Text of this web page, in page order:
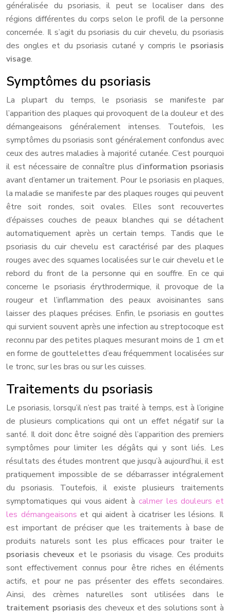
généralisée du psoriasis, il peut se localiser dans des
régions différentes du corps selon le profil de la personne
concernée. Il s’agit du psoriasis du cuir chevelu, du psoriasis
des ongles et du psoriasis cutané y compris le psoriasis
visage.
Symptômes du psoriasis
La plupart du temps, le psoriasis se manifeste par
l’apparition des plaques qui provoquent de la douleur et des
démangeaisons généralement intenses. Toutefois, les
symptômes du psoriasis sont généralement confondus avec
ceux des autres maladies à majorité cutanée. C’est pourquoi
il est nécessaire de connaître plus d’information psoriasis
avant d’entamer un traitement. Pour le psoriasis en plaques,
la maladie se manifeste par des plaques rouges qui peuvent
être soit rondes, soit ovales. Elles sont recouvertes
d’épaisses couches de peaux blanches qui se détachent
automatiquement après un certain temps. Tandis que le
psoriasis du cuir chevelu est caractérisé par des plaques
rouges avec des squames localisées sur le cuir chevelu et le
rebord du front de la personne qui en souffre. En ce qui
concerne le psoriasis érythrodermique, il provoque de la
rougeur et l’inflammation des peaux avoisinantes sans
laisser des plaques précises. Enfin, le psoriasis en gouttes
qui survient souvent après une infection au streptocoque est
reconnu par des petites plaques mesurant moins de 1 cm et
en forme de gouttelettes d’eau fréquemment localisées sur
le tronc, sur les bras ou sur les cuisses.
Traitements du psoriasis
Le psoriasis, lorsqu’il n’est pas traité à temps, est à l’origine
de plusieurs complications qui ont un effet négatif sur la
santé. Il doit donc être soigné dès l’apparition des premiers
symptômes pour limiter les dégâts qui y sont liés. Les
résultats des études montrent que jusqu’à aujourd’hui, il est
pratiquement impossible de se débarrasser intégralement
du psoriasis. Toutefois, il existe plusieurs traitements
symptomatiques qui vous aident à calmer les douleurs et
les démangeaisonset qui aident à cicatriser les lésions. Il
est important de préciser que les traitements à base de
produits naturels sont les plus efficaces pour traiter le
psoriasis cheveux et le psoriasis du visage. Ces produits
sont effectivement connus pour être riches en éléments
actifs, et pour ne pas présenter des effets secondaires.
Ainsi, des crèmes naturelles sont utilisées dans le
traitement psoriasis des cheveux et des solutions sont à